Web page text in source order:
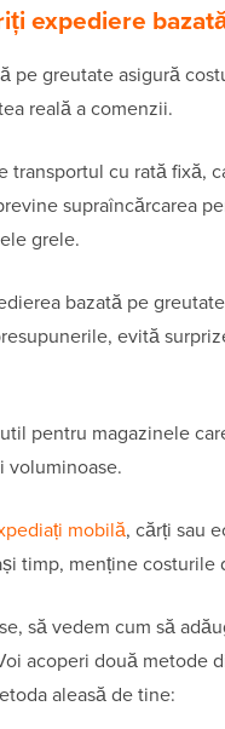
expediere
pe greutate asigură
reală a comenzii.
transportul cu rată fixă,
supraîncărcarea
grele.
bazată pe
evită
pentru magazinele
voluminoase.
mobilă, cărți sau
timp, menține
să vedem cum să
acoperi două metode
aleasă de tine: